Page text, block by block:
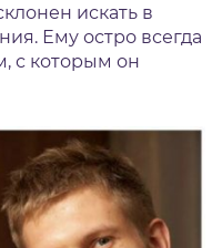
искать в
Ему остро всегда
с которым он